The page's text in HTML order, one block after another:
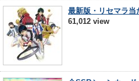
最新版・リセマラ
61,012 view